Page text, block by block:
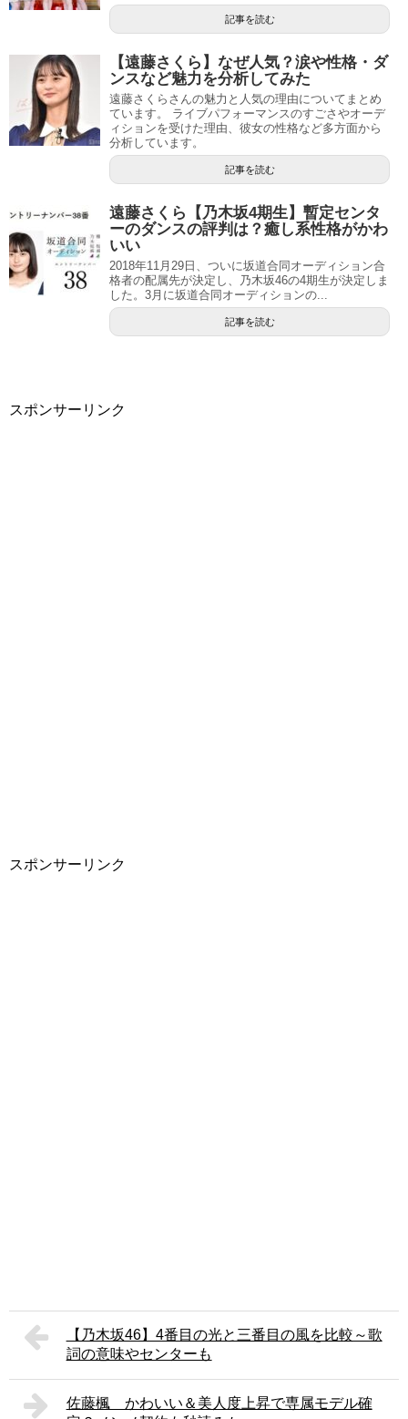
記事を読む
【遠藤さくら】なぜ人気？涙や性格・ダ
ンスなど魅力を分析してみた
遠藤さくらさんの魅力と人気の理由についてまとめ
ています。 ライブパフォーマンスのすごさやオーデ
ィションを受けた理由、彼女の性格など多方面から
分析しています。
記事を読む
遠藤さくら【乃木坂4期生】暫定センタ
ーのダンスの評判は？癒し系性格がかわ
いい
2018年11月29日、ついに坂道合同オーディション合
格者の配属先が決定し、乃木坂46の4期生が決定しま
した。3月に坂道合同オーディションの...
記事を読む
スポンサーリンク
スポンサーリンク
【乃木坂46】4番目の光と三番目の風を比較～歌
詞の意味やセンターも
佐藤楓 かわいい＆美人度上昇で専属モデル確